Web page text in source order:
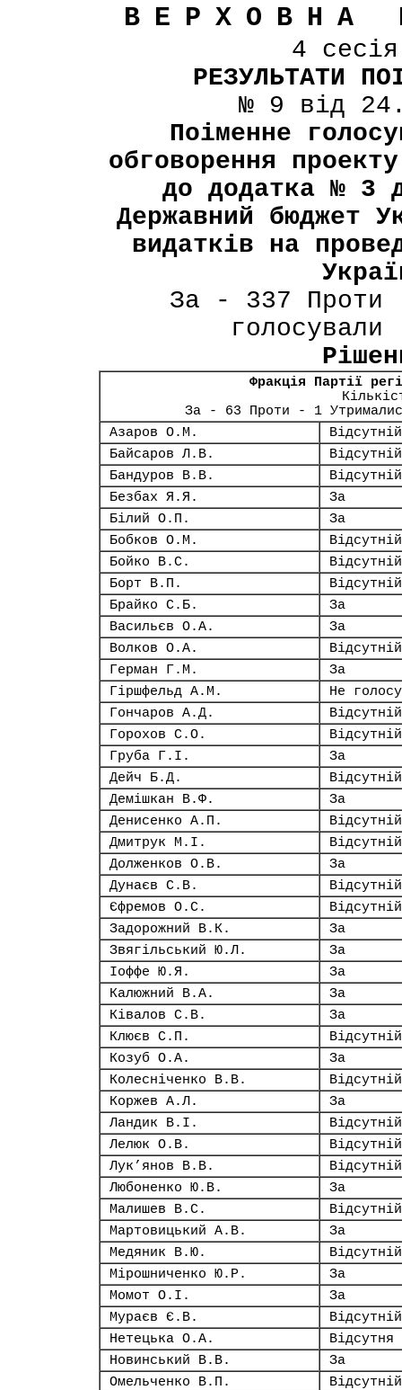
ВЕРХОВНА
4
РЕЗУЛЬТАТИ
№ 9 від
Поіменне
обговорення
до додатка № 3
Державний бюджет
видатків на
За - 337 Проти
Фракція Партії
За - 63 Проти - 1
Азаров О.М.
Відсутній
Байсаров Л.В.
Відсутній
Бандуров В.В.
Відсутній
Безбах Я.Я.
За
Білий О.П.
За
Бобков О.М.
Відсутній
Бойко В.С.
Відсутній
Борт В.П.
Відсутній
Брайко С.Б.
За
Васильєв О.А.
За
Волков О.А.
Відсутній
Герман Г.М.
За
Гіршфельд А.М.
Не
Гончаров А.Д.
Відсутній
Горохов С.О.
Відсутній
Груба Г.І.
За
Дейч Б.Д.
Відсутній
Демішкан В.Ф.
За
Денисенко А.П.
Відсутній
Дмитрук М.І.
Відсутній
Долженков О.В.
За
Дунаєв С.В.
Відсутній
Єфремов О.С.
Відсутній
Задорожний В.К.
За
Звягільський Ю.Л.
За
Іоффе Ю.Я.
За
Калюжний В.А.
За
Ківалов С.В.
За
Клюєв С.П.
Відсутній
Козуб О.А.
За
Колесніченко В.В.
Відсутній
Коржев А.Л.
За
Ландик В.І.
Відсутній
Лелюк О.В.
Відсутній
Лук’янов В.В.
Відсутній
Любоненко Ю.В.
За
Малишев В.С.
Відсутній
Мартовицький А.В.
За
Медяник В.Ю.
Відсутній
Мірошниченко Ю.Р.
За
Момот О.І.
За
Мураєв Є.В.
Відсутній
Нетецька О.А.
Відсутня
Новинський В.В.
За
Омельченко В.П.
Відсутній